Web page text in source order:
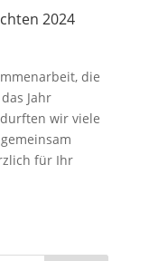
2024
die
Jahr
wir viele
für Ihr